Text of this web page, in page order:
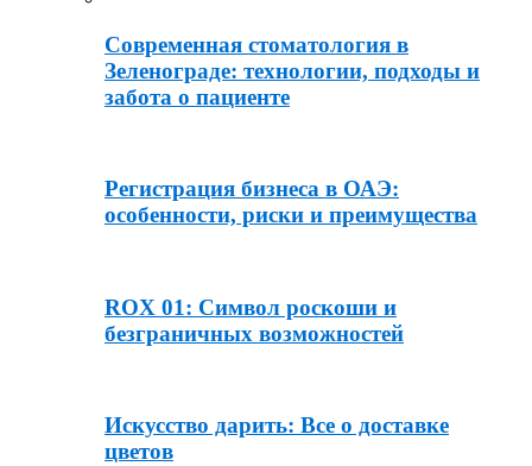
Современная стоматология в
Зеленограде: технологии, подходы и
забота о пациенте
Регистрация бизнеса в ОАЭ:
особенности, риски и преимущества
ROX 01: Символ роскоши и
безграничных возможностей
Искусство дарить: Все о доставке
цветов